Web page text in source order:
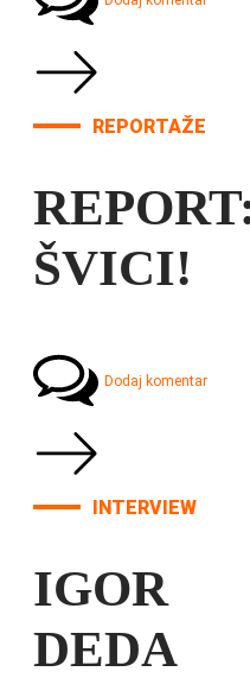
REPORTAŽE
ŠVICI!
Dodaj komentar
INTERVIEW
IGOR
DEDA